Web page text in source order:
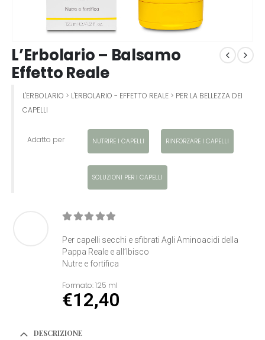
L’Erbolario – Balsamo
Effetto Reale
L'ERBOLARIO > L'ERBOLARIO - EFFETTO REALE> PER LA BELLEZZA DEI
CAPELLI
Adatto per NUTRIRE I CAPELLI RINFORZARE I CAPELLI
SOLUZIONI PER I CAPELLI
Per capelli secchi e sfibrati Agli Aminoacidi della
Pappa Reale e all’Ibisco
Nutre e fortifica
Formato:125 ml
€12,40
DESCRIZIONE